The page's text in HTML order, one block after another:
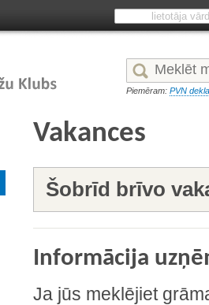
Piemēram: PVN
Vakances
Šobrīd brīvo
Informācija
Ja jūs meklējiet